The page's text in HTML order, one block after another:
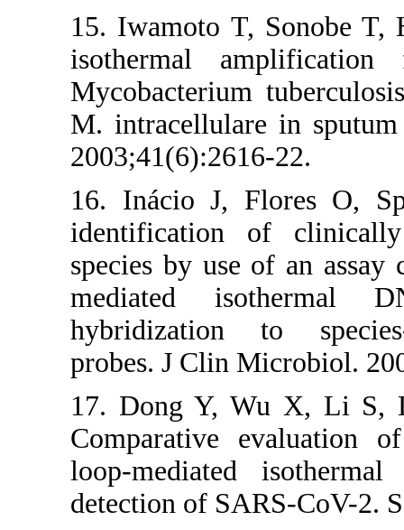
15. Iwamoto
isothermal
M.
16. Inácio J,
identification
species by
mediated
probes. J Clin
17. Dong Y,
loop-
detection of